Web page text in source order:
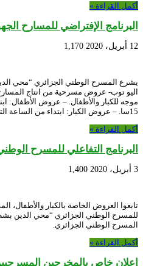
أكمل القراءة »
البرنامج الإفتراضي للمسارح
12 أبريل، 2020 1,170
يشرع المسرح الوطني الجزائري “محي
اليو توب- عروض مسرحية من انتاج
موجه للكبار والأطفال. – عروض الأطفال:
15سا. – عروض الكبار: ابتداء من الساعة التاسعة ليلا / 21 سا. البرنامج: الإثنين …
أكمل القراءة »
البرنامج التفاعلي للمسرح الوطني
3 أبريل، 2020 1,400
تابعوا العروض الخاصة بالكبار
للمسرح الوطني الجزائري “محي الدين
المسرح الوطني الجزائري.
أكمل القراءة »
إعلان خاص بالمخرجين